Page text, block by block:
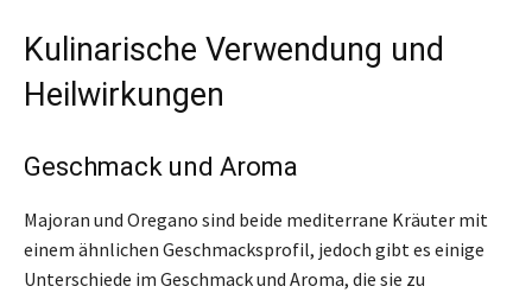
Kulinarische Verwendung und
Heilwirkungen
Geschmack und Aroma
Majoran und Oregano sind beide mediterrane Kräuter mit
einem ähnlichen Geschmacksprofil, jedoch gibt es einige
Unterschiede im Geschmack und Aroma, die sie zu